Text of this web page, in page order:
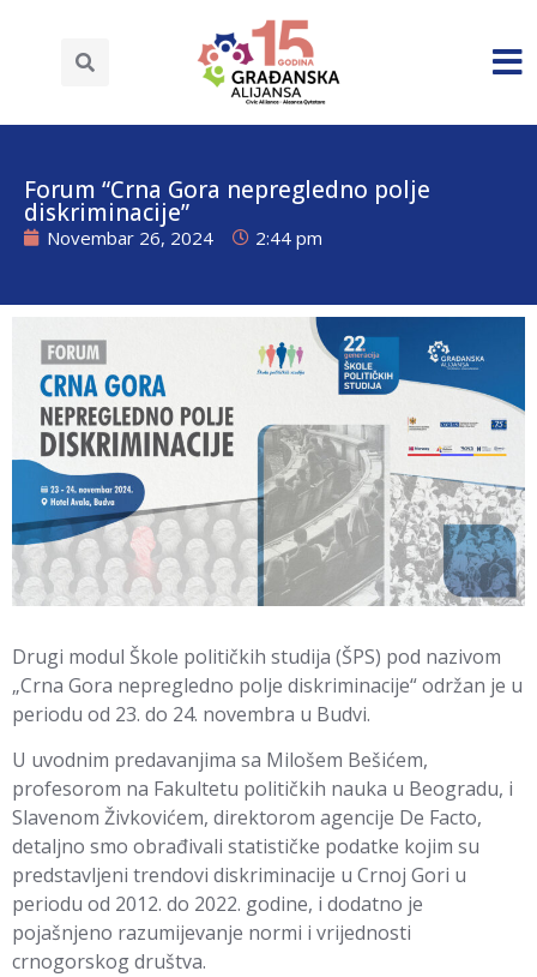
Forum “Crna Gora nepregledno polje
diskriminacije”
Novembar 26, 2024 2:44 pm
Drugi modul Škole političkih studija (ŠPS) pod nazivom
„Crna Gora nepregledno polje diskriminacije“ održan je u
periodu od 23. do 24. novembra u Budvi.
U uvodnim predavanjima sa Milošem Bešićem,
profesorom na Fakultetu političkih nauka u Beogradu, i
Slavenom Živkovićem, direktorom agencije De Facto,
detaljno smo obrađivali statističke podatke kojim su
predstavljeni trendovi diskriminacije u Crnoj Gori u
periodu od 2012. do 2022. godine, i dodatno je
pojašnjeno razumijevanje normi i vrijednosti
crnogorskog društva.